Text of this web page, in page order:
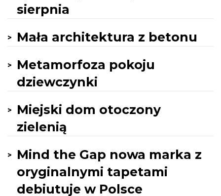
sierpnia
Mała architektura z betonu
Metamorfoza pokoju
dziewczynki
Miejski dom otoczony
zielenią
Mind the Gap nowa marka z
oryginalnymi tapetami
debiutuje w Polsce